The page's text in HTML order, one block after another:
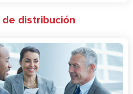
de distribución